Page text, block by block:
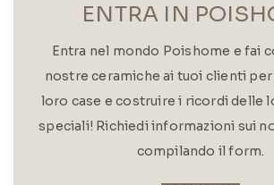
ENTRA IN
Entra nel mondo Poishome e fai
nostre ceramiche ai tuoi clienti per
loro case e costruire i ricordi delle
speciali! Richiedi informazioni sui
compilando il form.